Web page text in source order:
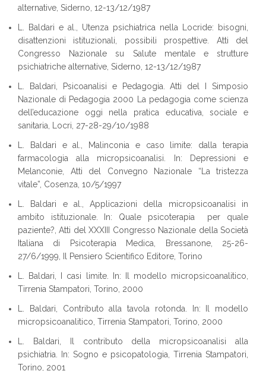
alternative, Siderno, 12-13/12/1987
L. Baldari e al., Utenza psichiatrica nella Locride: bisogni,
disattenzioni istituzionali, possibili prospettive. Atti del
Congresso Nazionale su Salute mentale e strutture
psichiatriche alternative, Siderno, 12-13/12/1987
L. Baldari, Psicoanalisi e Pedagogia. Atti del I Simposio
Nazionale di Pedagogia 2000 La pedagogia come scienza
dell’educazione oggi nella pratica educativa, sociale e
sanitaria, Locri, 27-28-29/10/1988
L. Baldari e al., Malinconia e caso limite: dalla terapia
farmacologia alla micropsicoanalisi. In: Depressioni e
Melanconie, Atti del Convegno Nazionale “La tristezza
vitale”, Cosenza, 10/5/1997
L. Baldari e al., Applicazioni della micropsicoanalisi in
ambito istituzionale. In: Quale psicoterapia per quale
paziente?, Atti del XXXIII Congresso Nazionale della Società
Italiana di Psicoterapia Medica, Bressanone, 25-26-
27/6/1999, Il Pensiero Scientifico Editore, Torino
L. Baldari, I casi limite. In: Il modello micropsicoanalitico,
Tirrenia Stampatori, Torino, 2000
L. Baldari, Contributo alla tavola rotonda. In: Il modello
micropsicoanalitico, Tirrenia Stampatori, Torino, 2000
L. Baldari, Il contributo della micropsicoanalisi alla
psichiatria. In: Sogno e psicopatologia, Tirrenia Stampatori,
Torino, 2001